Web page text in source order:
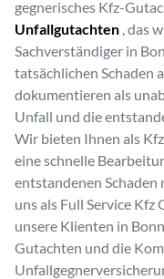
gegnerisches Kfz-
Unfallgutachten, das
Sachverständiger in
tatsächlichen Schaden
dokumentieren als
Unfall und die
Wir bieten Ihnen als
eine schnelle
entstandenen Schaden
uns als Full Service
unsere Klienten in
Gutachten und die